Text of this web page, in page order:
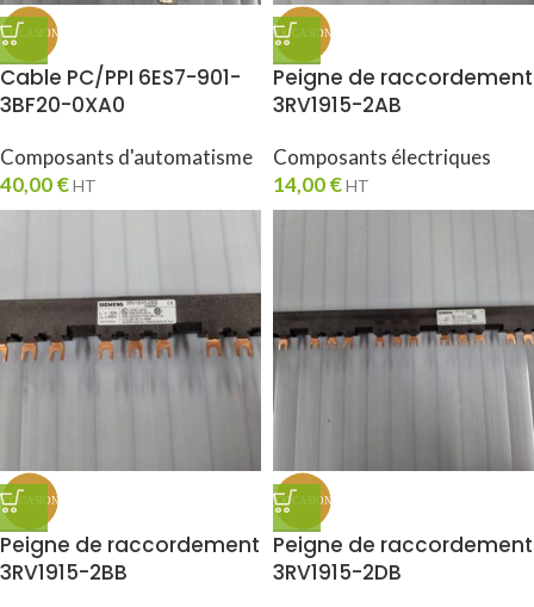
Cable PC/PPI 6ES7-901-
3BF20-0XA0
Composants d'automatisme
40,00€HT
Peigne de raccordement
3RV1915-2AB
Composants électriques
14,00€HT
Peigne de raccordement
3RV1915-2BB
Peigne de raccordement
3RV1915-2DB